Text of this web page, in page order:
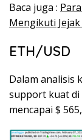
Baca juga :
Mengikuti
ETH/USD
Dalam analisis
support kuat di
mencapai $